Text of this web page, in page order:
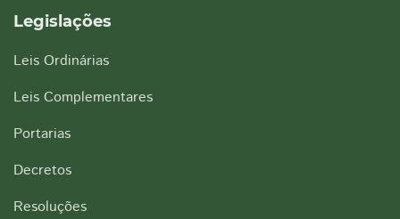
Legislações
Leis Ordinárias
Leis Complementares
Portarias
Decretos
Resoluções